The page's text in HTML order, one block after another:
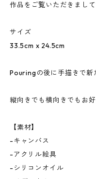
作品をご覧いただきまし
サイズ
33.5cm x 24.5cm
Pouringの後に手描きで新
縦向きでも横向きでもお
【素材】
-キャンバス
-アクリル絵具
-シリコンオイル